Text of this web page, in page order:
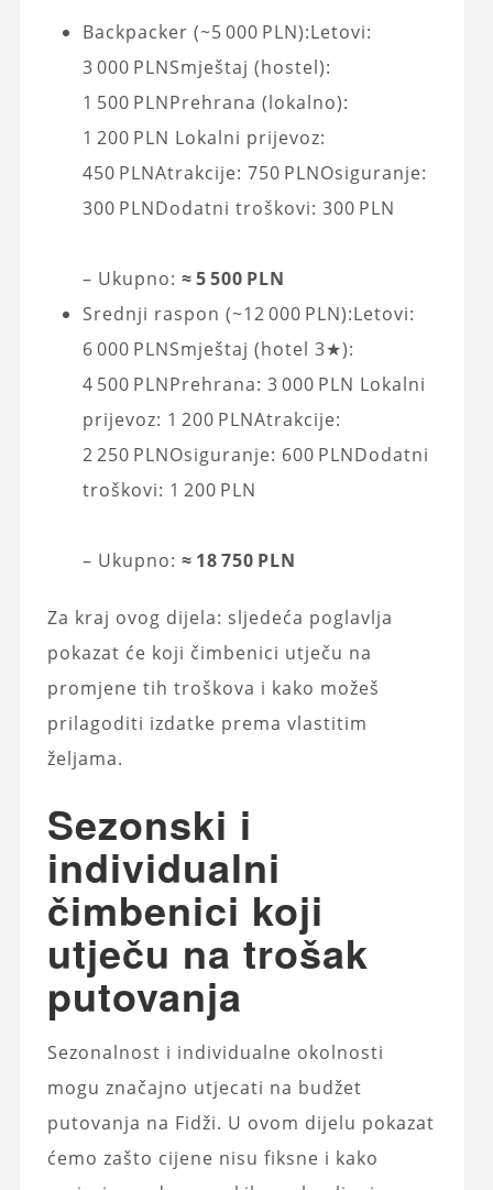
Backpacker (~5 000 PLN):Letovi:
3 000 PLNSmještaj (hostel):
1 500 PLNPrehrana (lokalno):
1 200 PLN Lokalni prijevoz:
450 PLNAtrakcije: 750 PLNOsiguranje:
300 PLNDodatni troškovi: 300 PLN
– Ukupno: ≈ 5 500 PLN
Srednji raspon (~12 000 PLN):Letovi:
6 000 PLNSmještaj (hotel 3★):
4 500 PLNPrehrana: 3 000 PLN Lokalni
prijevoz: 1 200 PLNAtrakcije:
2 250 PLNOsiguranje: 600 PLNDodatni
troškovi: 1 200 PLN
– Ukupno: ≈ 18 750 PLN
Za kraj ovog dijela: sljedeća poglavlja
pokazat će koji čimbenici utječu na
promjene tih troškova i kako možeš
prilagoditi izdatke prema vlastitim
željama.
Sezonski i
individualni
čimbenici koji
utječu na trošak
putovanja
Sezonalnost i individualne okolnosti
mogu značajno utjecati na budžet
putovanja na Fidži. U ovom dijelu pokazat
ćemo zašto cijene nisu fiksne i kako